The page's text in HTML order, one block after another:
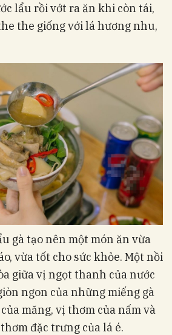
lẩu rồi vớt ra ăn khi còn tái,
the giống với lá hương nhu,
gà tạo nên một món ăn vừa
vừa tốt cho sức khỏe. Một nồi
giữa vị ngọt thanh của nước
ngon của những miếng gà
măng, vị thơm của nấm và
đặc trưng của lá é.